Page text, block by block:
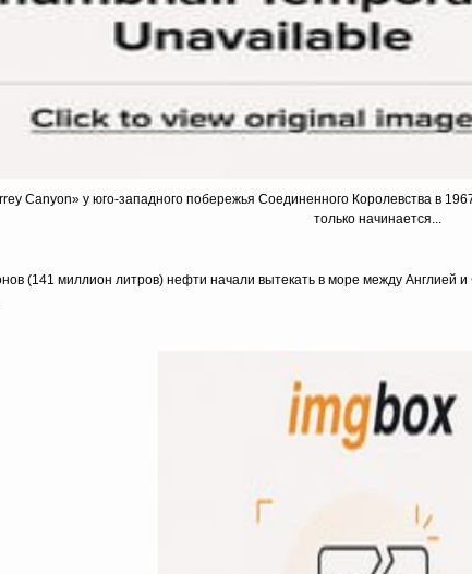
Canyon» у юго-западного побережья Соединенного Королевства в
только начинается...
(141 миллион литров) нефти начали вытекать в море между